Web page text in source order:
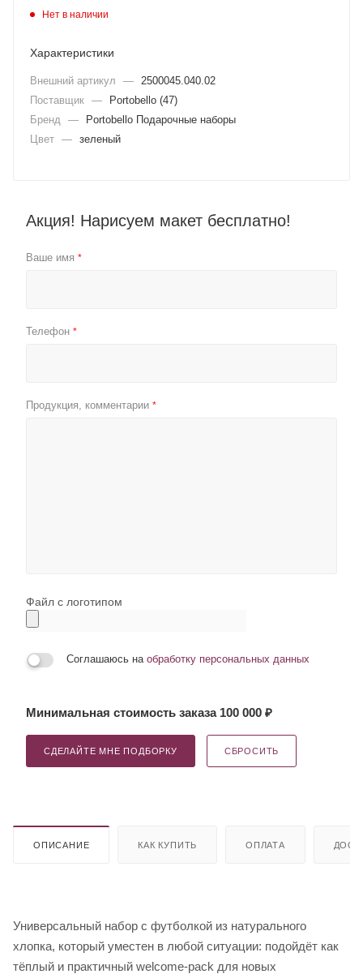
Нет в наличии
Характеристики
Внешний артикул —
2500045.040.02
Поставщик —
Portobello (47)
Бренд
—
Portobello Подарочные наборы
Цвет — зеленый
Акция! Нарисуем макет бесплатно!
Ваше имя *
Телефон *
Продукция, комментарии *
Файл с логотипом
Соглашаюсь на обработку персональных данных
Минимальная стоимость заказа 100 000 ₽
СДЕЛАЙТЕ МНЕ ПОДБОРКУ СБРОСИТЬ
ОПИСАНИЕ КАК КУПИТЬ ОПЛАТА
Универсальный набор с футболкой из натурального
хлопка, который уместен в любой ситуации: подойдёт как
тёплый и практичный welcome-pack для новых